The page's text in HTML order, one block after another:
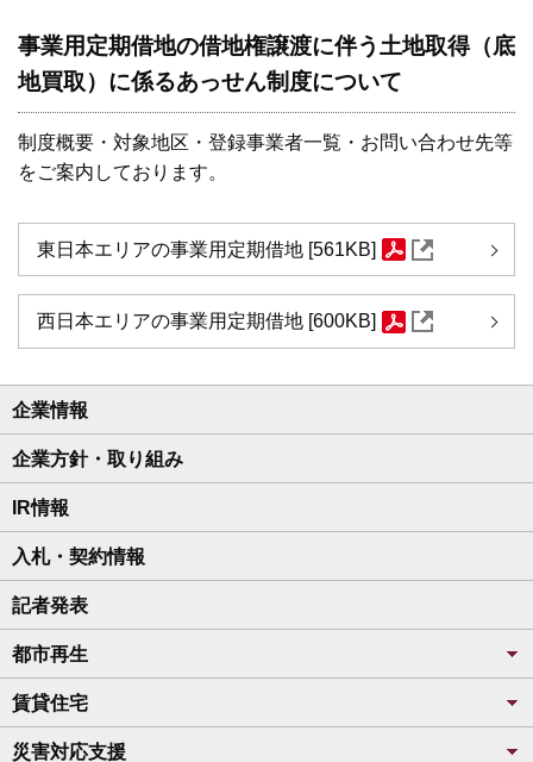
事業用定期借地の借地権譲渡に伴う土地取得（底
地買取）に係るあっせん制度について
制度概要・対象地区・登録事業者一覧・お問い合わせ先等
をご案内しております。
東日本エリアの事業用定期借地 [561KB]
西日本エリアの事業用定期借地 [600KB]
企業情報
企業方針・取り組み
IR情報
入札・契約情報
記者発表
都市再生
賃貸住宅
災害対応支援